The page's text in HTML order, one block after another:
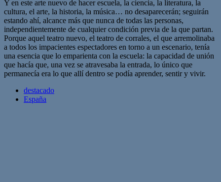
Y en este arte nuevo de hacer escuela, la ciencia, la literatura, la
cultura, el arte, la historia, la música… no desaparecerán; seguirán
estando ahí, alcance más que nunca de todas las personas,
independientemente de cualquier condición previa de la que partan.
Porque aquel teatro nuevo, el teatro de corrales, el que arremolinaba
a todos los impacientes espectadores en torno a un escenario, tenía
una esencia que lo emparienta con la escuela: la capacidad de unión
que hacía que, una vez se atravesaba la entrada, lo único que
permanecía era lo que allí dentro se podía aprender, sentir y vivir.
destacado
España